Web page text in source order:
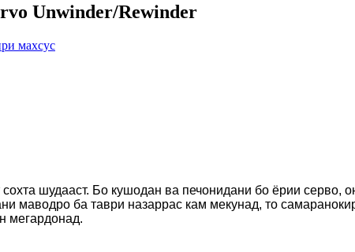
Unwinder/Rewinder
шудааст. Бо кушодан ва печонидани бо ёрии серво,
маводро ба таври назаррас кам мекунад, то
мегардонад.